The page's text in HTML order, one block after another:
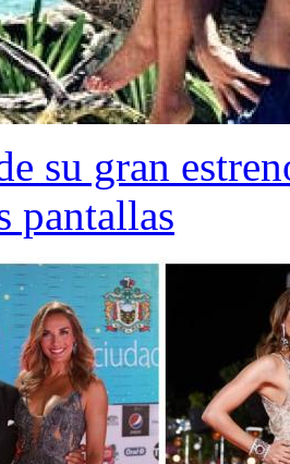
su gran
pantallas